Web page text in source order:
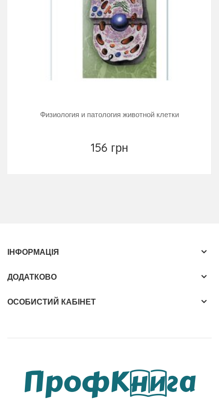
Физиология и патология животной клетки
156 грн
ІНФОРМАЦІЯ
ДОДАТКОВО
ОСОБИСТИЙ КАБІНЕТ